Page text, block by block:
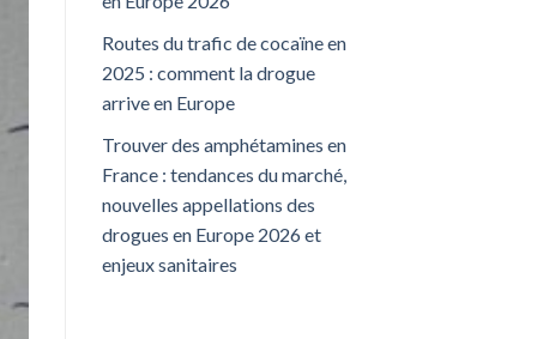
Routes du trafic de cocaïne en
2025 : comment la drogue
arrive en Europe
Trouver des amphétamines en
France : tendances du marché,
nouvelles appellations des
drogues en Europe 2026 et
enjeux sanitaires